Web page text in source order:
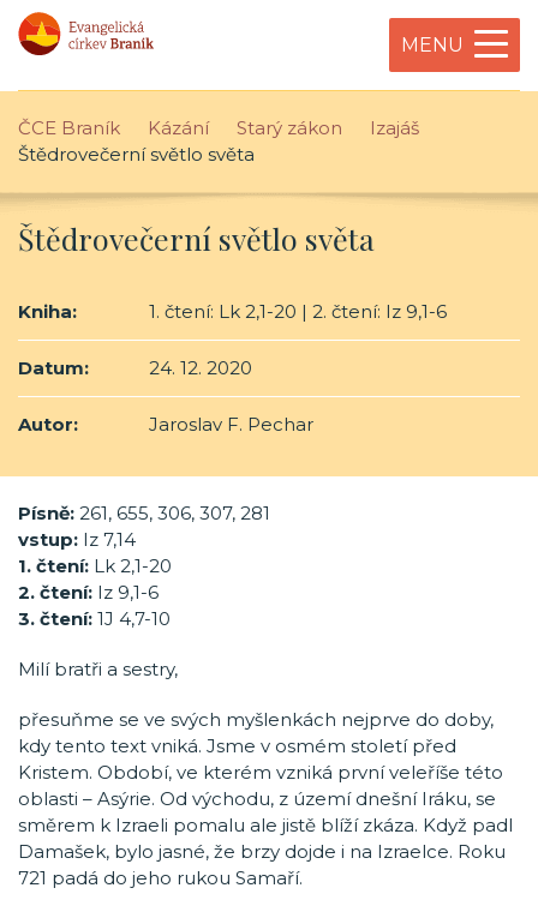
MENU
ČCE Braník Kázání Starý zákon
Izajáš
Štědrovečerní světlo světa
Štědrovečerní světlo světa
Kniha: 1. čtení: Lk 2,1-20 | 2. čtení: Iz 9,1-6
Datum: 24. 12. 2020
Autor: Jaroslav F. Pechar
Písně: 261, 655, 306, 307, 281
vstup: Iz 7,14
1. čtení: Lk 2,1-20
2. čtení: Iz 9,1-6
3. čtení: 1J 4,7-10
Milí bratři a sestry,
přesuňme se ve svých myšlenkách nejprve do doby,
kdy tento text vniká. Jsme v osmém století před
Kristem. Období, ve kterém vzniká první veleříše této
oblasti – Asýrie. Od východu, z území dnešní Iráku, se
směrem k Izraeli pomalu ale jistě blíží zkáza. Když padl
Damašek, bylo jasné, že brzy dojde i na Izraelce. Roku
721 padá do jeho rukou Samaří.